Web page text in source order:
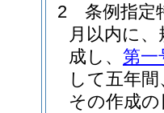
2
条例指定
月以内に
成し、 第一
して五年間
その作成